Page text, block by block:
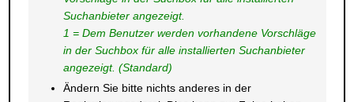
Suchanbieter angezeigt.
1 = Dem Benutzer werden vorhandene Vorschläge
in der Suchbox für alle installierten Suchanbieter
angezeigt. (Standard)
Ändern Sie bitte nichts anderes in der